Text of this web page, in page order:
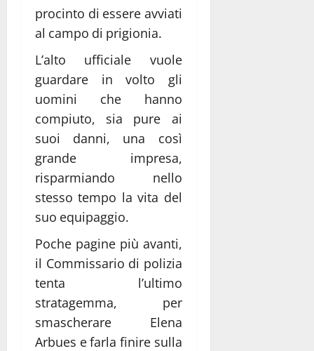
procinto di essere avviati
al campo di prigionia.
L’alto ufficiale vuole
guardare in volto gli
uomini che hanno
compiuto, sia pure ai
suoi danni, una così
grande impresa,
risparmiando nello
stesso tempo la vita del
suo equipaggio.
Poche pagine più avanti,
il Commissario di polizia
tenta l’ultimo
stratagemma, per
smascherare Elena
Arbues e farla finire sulla